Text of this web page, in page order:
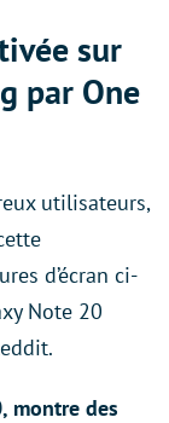
sur
par One
utilisateurs,
d’écran ci-
Note 20
montre des